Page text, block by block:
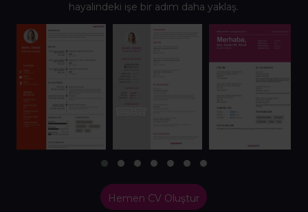
hayalindeki işe bir adım daha yaklaş.
Hemen CV Oluştur